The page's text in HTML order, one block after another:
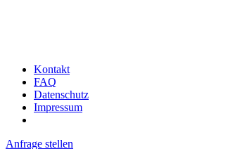
Kontakt
FAQ
Datenschutz
Impressum
Anfrage stellen